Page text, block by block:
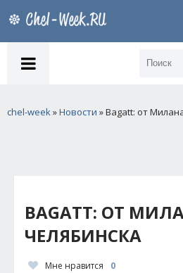
chel-week»Новости » Bagatt: от
BAGATT: ОТ
ЧЕЛЯБИНСКА
Мне нравится 0